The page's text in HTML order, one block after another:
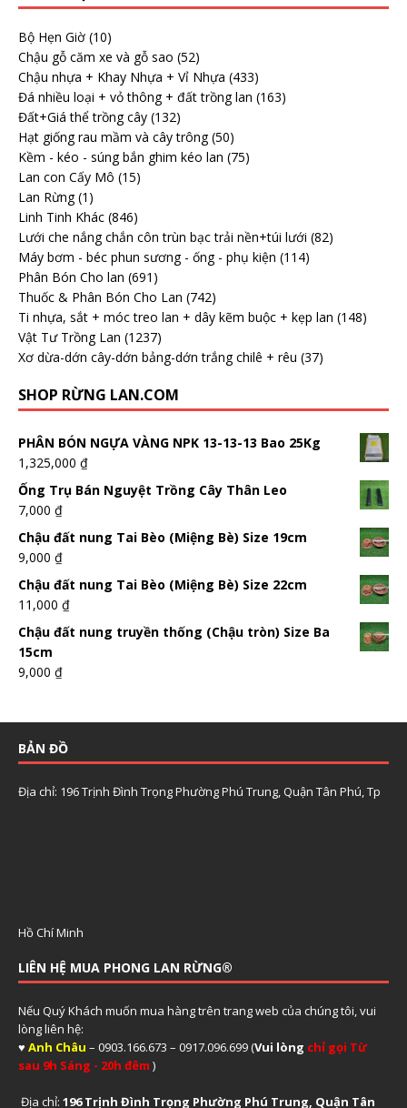
Bộ Hẹn Giờ (10)
Chậu gỗ căm xe và gỗ sao (52)
Chậu nhựa + Khay Nhựa + Vỉ Nhựa (433)
Đá nhiều loại + vỏ thông + đất trồng lan (163)
Đất+Giá thể trồng cây (132)
Hạt giống rau mầm và cây trông (50)
Kềm - kéo - súng bắn ghim kéo lan (75)
Lan con Cấy Mô (15)
Lan Rừng (1)
Linh Tinh Khác (846)
Lưới che nắng chắn côn trùn bạc trải nền+túi lưới (82)
Máy bơm - béc phun sương - ống - phụ kiện (114)
Phân Bón Cho lan (691)
Thuốc & Phân Bón Cho Lan (742)
Ti nhựa, sắt + móc treo lan + dây kẽm buộc + kẹp lan (148)
Vật Tư Trồng Lan (1237)
Xơ dừa-dớn cây-dớn bảng-dớn trắng chilê + rêu (37)
SHOP RỪNG LAN.COM
PHÂN BÓN NGỰA VÀNG NPK 13-13-13 Bao 25Kg
1,325,000 ₫
Ống Trụ Bán Nguyệt Trồng Cây Thân Leo
7,000 ₫
Chậu đất nung Tai Bèo (Miệng Bè) Size 19cm
9,000 ₫
Chậu đất nung Tai Bèo (Miệng Bè) Size 22cm
11,000 ₫
Chậu đất nung truyền thống (Chậu tròn) Size Ba
15cm
9,000 ₫
BẢN ĐỒ
Địa chỉ: 196 Trịnh Đình Trọng Phường Phú Trung, Quận Tân Phú, Tp
Hồ Chí Minh
LIÊN HỆ MUA PHONG LAN RỪNG®
Nếu Quý Khách muốn mua hàng trên trang web của chúng tôi, vui
lòng liên hệ:
♥ Anh Châu – 0903.166.673 – 0917.096.699 (Vui lòng chỉ gọi Từ
sau 9h Sáng - 20h đêm )
Địa chỉ: 196 Trịnh Đình Trọng Phường Phú Trung, Quận Tân